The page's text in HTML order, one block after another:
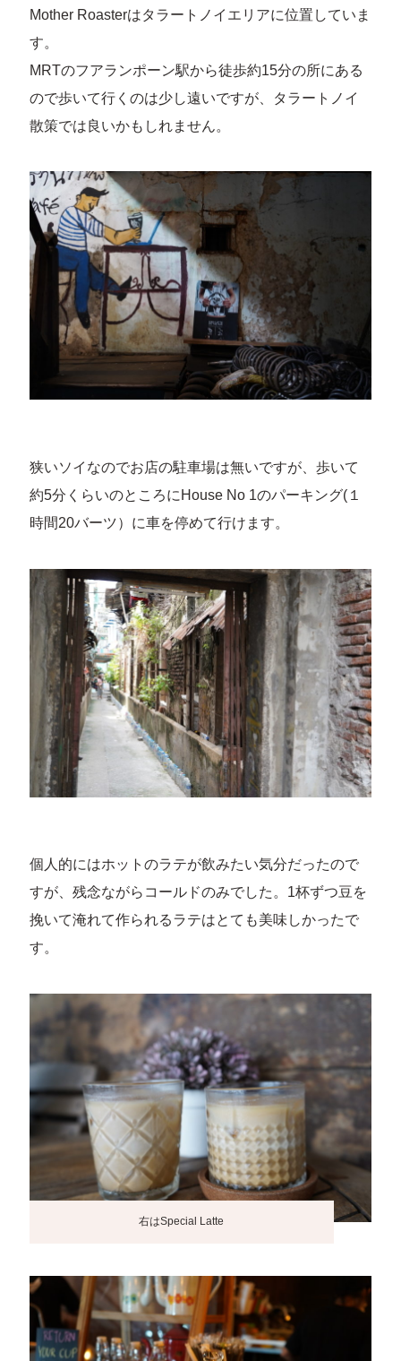
Mother Roasterはタラートノイエリアに位置していま
す。
MRTのフアランポーン駅から徒歩約15分の所にある
ので歩いて行くのは少し遠いですが、タラートノイ
散策では良いかもしれません。
狭いソイなのでお店の駐車場は無いですが、歩いて
約5分くらいのところにHouse No 1のパーキング(１
時間20バーツ）に車を停めて行けます。
個人的にはホットのラテが飲みたい気分だったので
すが、残念ながらコールドのみでした。1杯ずつ豆を
挽いて淹れて作られるラテはとても美味しかったで
す。
右はSpecial Latte